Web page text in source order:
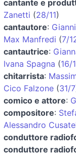
cantante e
Zanetti (28/11)
cantautore:
Max Manfredi (7/
cantautrice:
Ivana Spagna (16/
chitarrista:
Cico Falzone (31/7
comico e attore:
compositore:
Alessandro
conduttore
conduttore